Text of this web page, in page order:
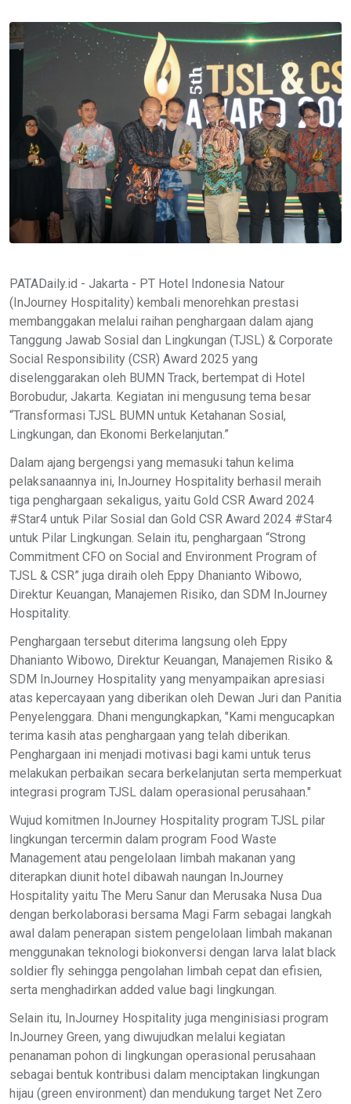
PATADaily.id - Jakarta - PT Hotel Indonesia Natour
(InJourney Hospitality) kembali menorehkan prestasi
membanggakan melalui raihan penghargaan dalam ajang
Tanggung Jawab Sosial dan Lingkungan (TJSL) & Corporate
Social Responsibility (CSR) Award 2025 yang
diselenggarakan oleh BUMN Track, bertempat di Hotel
Borobudur, Jakarta. Kegiatan ini mengusung tema besar
“Transformasi TJSL BUMN untuk Ketahanan Sosial,
Lingkungan, dan Ekonomi Berkelanjutan.”
Dalam ajang bergengsi yang memasuki tahun kelima
pelaksanaannya ini, InJourney Hospitality berhasil meraih
tiga penghargaan sekaligus, yaitu Gold CSR Award 2024
#Star4 untuk Pilar Sosial dan Gold CSR Award 2024 #Star4
untuk Pilar Lingkungan. Selain itu, penghargaan “Strong
Commitment CFO on Social and Environment Program of
TJSL & CSR” juga diraih oleh Eppy Dhanianto Wibowo,
Direktur Keuangan, Manajemen Risiko, dan SDM InJourney
Hospitality.
Penghargaan tersebut diterima langsung oleh Eppy
Dhanianto Wibowo, Direktur Keuangan, Manajemen Risiko &
SDM InJourney Hospitality yang menyampaikan apresiasi
atas kepercayaan yang diberikan oleh Dewan Juri dan Panitia
Penyelenggara. Dhani mengungkapkan, "Kami mengucapkan
terima kasih atas penghargaan yang telah diberikan.
Penghargaan ini menjadi motivasi bagi kami untuk terus
melakukan perbaikan secara berkelanjutan serta memperkuat
integrasi program TJSL dalam operasional perusahaan."
Wujud komitmen InJourney Hospitality program TJSL pilar
lingkungan tercermin dalam program Food Waste
Management atau pengelolaan limbah makanan yang
diterapkan diunit hotel dibawah naungan InJourney
Hospitality yaitu The Meru Sanur dan Merusaka Nusa Dua
dengan berkolaborasi bersama Magi Farm sebagai langkah
awal dalam penerapan sistem pengelolaan limbah makanan
menggunakan teknologi biokonversi dengan larva lalat black
soldier fly sehingga pengolahan limbah cepat dan efisien,
serta menghadirkan added value bagi lingkungan.
Selain itu, InJourney Hospitality juga menginisiasi program
InJourney Green, yang diwujudkan melalui kegiatan
penanaman pohon di lingkungan operasional perusahaan
sebagai bentuk kontribusi dalam menciptakan lingkungan
hijau (green environment) dan mendukung target Net Zero